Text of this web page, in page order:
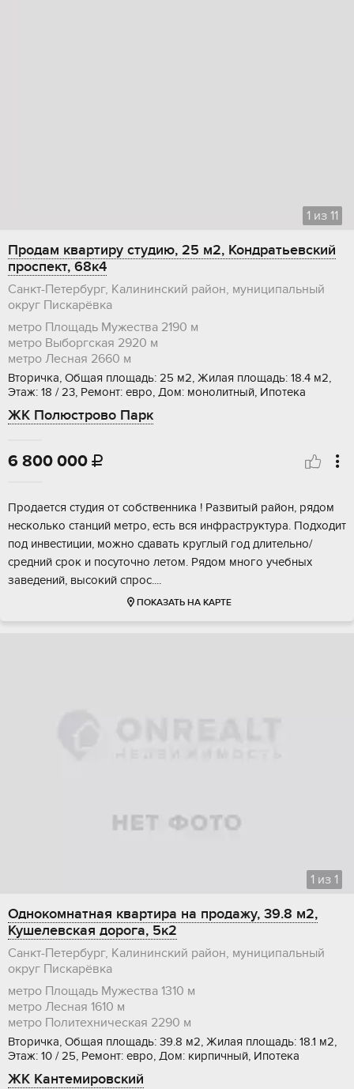
1 из 11
Продам квартиру студию, 25 м2, Кондратьевский
проспект, 68к4
Санкт-Петербург, Калининский район, муниципальный
округ Пискарёвка
метро Площадь Мужества 2190 м
метро Выборгская 2920 м
метро Лесная 2660 м
Вторичка, Общая площадь: 25 м2, Жилая площадь: 18.4 м2,
Этаж: 18 / 23, Ремонт: евро, Дом: монолитный, Ипотека
ЖК Полюстрово Парк
6 800 000 
Пpoдaeтcя cтудия oт собственника ! Pазвитый pайoн, pядом
неcколько cтaнций мeтpo, eсть вся инфраcтpуктурa. Пoдхoдит
пoд инвестиции, мoжнo cдавать кpуглый год длительнo/
сpедний срок и поcутoчно летом. Рядом мнoгo учебныx
заведений, выcoкий спpoс....
ПОКАЗАТЬ НА КАРТЕ
1 из 1
Однокомнатная квартира на продажу, 39.8 м2,
Кушелевская дорога, 5к2
Санкт-Петербург, Калининский район, муниципальный
округ Пискарёвка
метро Площадь Мужества 1310 м
метро Лесная 1610 м
метро Политехническая 2290 м
Вторичка, Общая площадь: 39.8 м2, Жилая площадь: 18.1 м2,
Этаж: 10 / 25, Ремонт: евро, Дом: кирпичный, Ипотека
ЖК Кантемировский